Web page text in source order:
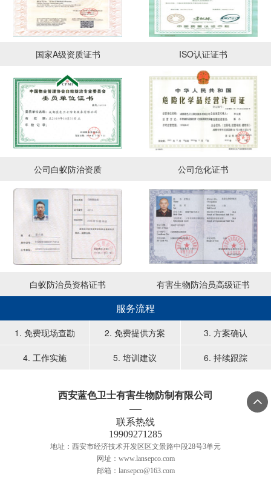
国家A级资质证书 ISO认证证书
公司白蚁防治资质 公司危化证书
白蚁防治员资格证书 有害生物防治员高级证书
服务流程
1. 免费现场查勘 2. 免费提供方案 3. 方案确认
4. 工作实施 5. 培训建议 6. 持续跟踪
西安蓝色卫士有害生物防制有限公司
联系热线
19909271285
地址：西安市经济技术开发区区文景路中段28号3单元
网址：www.lansepco.com
邮箱：lansepco@163.com
